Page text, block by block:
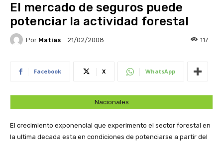
El mercado de seguros puede
potenciar la actividad forestal
Por Matias 21/02/2008 117
Facebook X WhatsApp
Nacionales
El crecimiento exponencial que experimento el sector forestal en
la ultima decada esta en condiciones de potenciarse a partir del